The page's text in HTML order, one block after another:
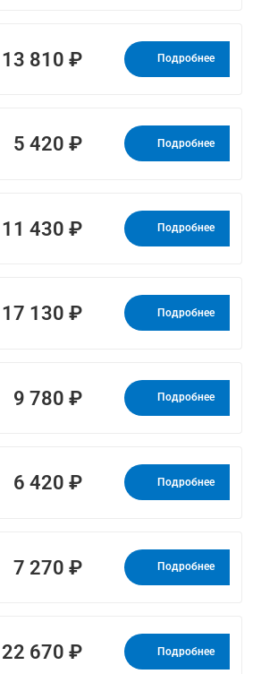
13 810 ₽ Подробнее
5 420 ₽ Подробнее
11 430 ₽ Подробнее
17 130 ₽ Подробнее
9 780 ₽ Подробнее
6 420 ₽ Подробнее
7 270 ₽ Подробнее
22 670 ₽ Подробнее